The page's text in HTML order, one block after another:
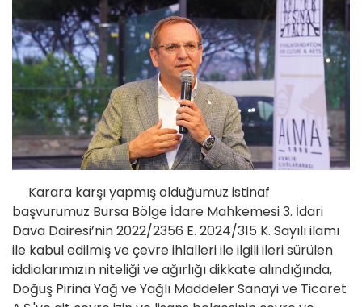
Karara karşı yapmış olduğumuz istinaf
başvurumuz Bursa Bölge İdare Mahkemesi 3. İdari
Dava Dairesi’nin 2022/2356 E. 2024/315 K. Sayılı ilamı
ile kabul edilmiş ve çevre ihlalleri ile ilgili ileri sürülen
iddialarımızın niteliği ve ağırlığı dikkate alındığında,
Doğuş Pirina Yağ ve Yağlı Maddeler Sanayi ve Ticaret